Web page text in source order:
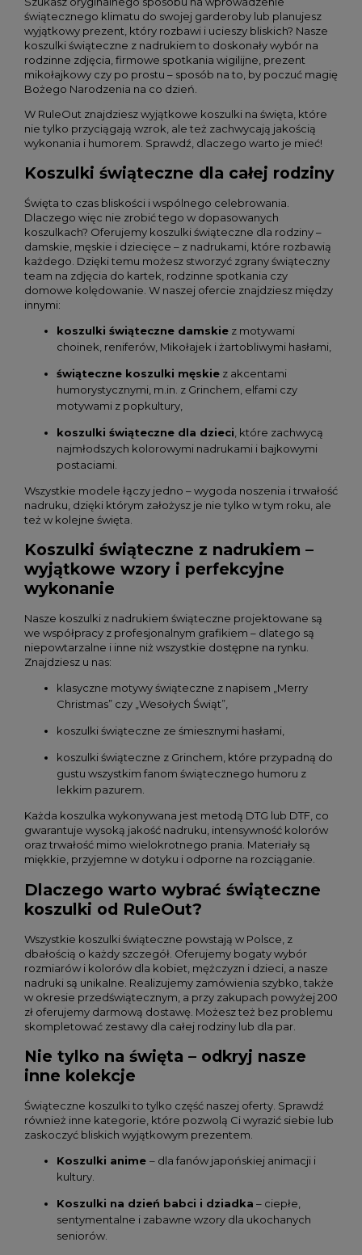
świątecznego klimatu do swojej garderoby lub planujesz
wyjątkowy prezent, który rozbawi i ucieszy bliskich? Nasze
koszulki świąteczne z nadrukiem to doskonały wybór na
rodzinne zdjęcia, firmowe spotkania wigilijne, prezent
mikołajkowy czy po prostu – sposób na to, by poczuć magię
Bożego Narodzenia na co dzień.
W RuleOut znajdziesz wyjątkowe koszulki na święta, które
nie tylko przyciągają wzrok, ale też zachwycają jakością
wykonania i humorem. Sprawdź, dlaczego warto je mieć!
Koszulki świąteczne dla całej rodziny
Święta to czas bliskości i wspólnego celebrowania.
Dlaczego więc nie zrobić tego w dopasowanych
koszulkach? Oferujemy koszulki świąteczne dla rodziny –
damskie, męskie i dziecięce – z nadrukami, które rozbawią
każdego. Dzięki temu możesz stworzyć zgrany świąteczny
team na zdjęcia do kartek, rodzinne spotkania czy
domowe kolędowanie. W naszej ofercie znajdziesz między
innymi:
koszulki świąteczne damskie z motywami
choinek, reniferów, Mikołajek i żartobliwymi hasłami,
świąteczne koszulki męskie z akcentami
humorystycznymi, m.in. z Grinchem, elfami czy
motywami z popkultury,
koszulki świąteczne dla dzieci , które zachwycą
najmłodszych kolorowymi nadrukami i bajkowymi
postaciami.
Wszystkie modele łączy jedno – wygoda noszenia i trwałość
nadruku, dzięki którym założysz je nie tylko w tym roku, ale
też w kolejne święta.
Koszulki świąteczne z nadrukiem –
wyjątkowe wzory i perfekcyjne
wykonanie
Nasze koszulki z nadrukiem świąteczne projektowane są
we współpracy z profesjonalnym grafikiem – dlatego są
niepowtarzalne i inne niż wszystkie dostępne na rynku.
Znajdziesz u nas:
klasyczne motywy świąteczne z napisem „Merry
Christmas” czy „Wesołych Świąt”,
koszulki świąteczne ze śmiesznymi hasłami,
koszulki świąteczne z Grinchem, które przypadną do
gustu wszystkim fanom świątecznego humoru z
lekkim pazurem.
Każda koszulka wykonywana jest metodą DTG lub DTF, co
gwarantuje wysoką jakość nadruku, intensywność kolorów
oraz trwałość mimo wielokrotnego prania. Materiały są
miękkie, przyjemne w dotyku i odporne na rozciąganie.
Dlaczego warto wybrać świąteczne
koszulki od RuleOut?
Wszystkie koszulki świąteczne powstają w Polsce, z
dbałością o każdy szczegół. Oferujemy bogaty wybór
rozmiarów i kolorów dla kobiet, mężczyzn i dzieci, a nasze
nadruki są unikalne. Realizujemy zamówienia szybko, także
w okresie przedświątecznym, a przy zakupach powyżej 200
zł oferujemy darmową dostawę. Możesz też bez problemu
skompletować zestawy dla całej rodziny lub dla par.
Nie tylko na święta – odkryj nasze
inne kolekcje
Świąteczne koszulki to tylko część naszej oferty. Sprawdź
również inne kategorie, które pozwolą Ci wyrazić siebie lub
zaskoczyć bliskich wyjątkowym prezentem.
Koszulki anime – dla fanów japońskiej animacji i
kultury.
Koszulki na dzień babci i dziadka – ciepłe,
sentymentalne i zabawne wzory dla ukochanych
seniorów.